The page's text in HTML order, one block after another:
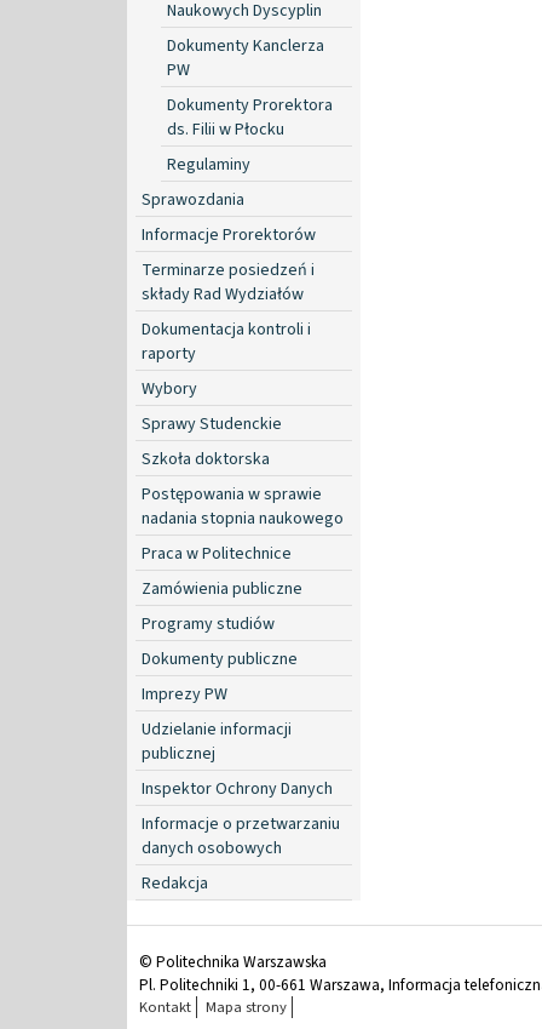
Naukowych Dyscyplin
Dokumenty Kanclerza
PW
Dokumenty Prorektora
ds. Filii w Płocku
Regulaminy
Sprawozdania
Informacje Prorektorów
Terminarze posiedzeń i
składy Rad Wydziałów
Dokumentacja kontroli i
raporty
Wybory
Sprawy Studenckie
Szkoła doktorska
Postępowania w sprawie
nadania stopnia naukowego
Praca w Politechnice
Zamówienia publiczne
Programy studiów
Dokumenty publiczne
Imprezy PW
Udzielanie informacji
publicznej
Inspektor Ochrony Danych
Informacje o przetwarzaniu
danych osobowych
Redakcja
© Politechnika Warszawska
Pl. Politechniki 1, 00-661 Warszawa, Informacja
Kontakt Mapa strony